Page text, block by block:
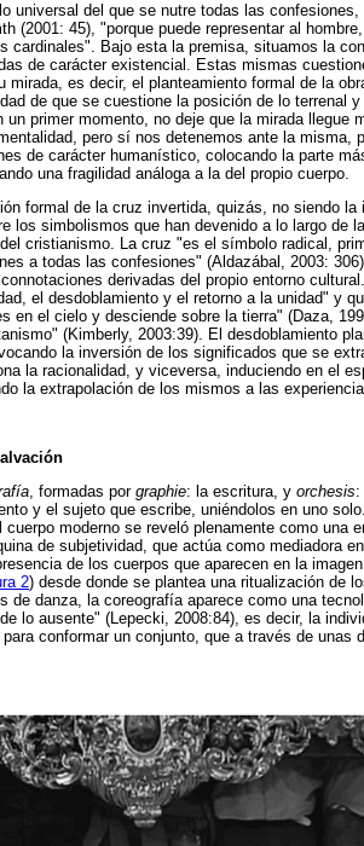
universal del que se nutre todas las
(2001: 45), "porque puede representar al
cardinales". Bajo esta la premisa, situamos la
de carácter existencial. Estas mismas
mirada, es decir, el planteamiento formal de la
de que se cuestione la posición de lo terrenal
un primer momento, no deje que la mirada
pero sí nos detenemos ante la misma,
de carácter humanístico, colocando la parte
una fragilidad análoga a la del propio cuerpo.
formal de la cruz invertida, quizás, no siendo
los simbolismos que han devenido a lo largo de
cristianismo. La cruz "es el símbolo radical,
a todas las confesiones" (Aldazábal, 2003:
derivadas del propio entorno
el desdoblamiento y el retorno a la unidad" y
en el cielo y desciende sobre la tierra" (Daza,
(Kimberly, 2003:39). El desdoblamiento
la inversión de los significados que se
la racionalidad, y viceversa, induciendo en el
la extrapolación de los mismos a las
, formadas por graphie: la escritura, y orchesis:
y el sujeto que escribe, uniéndolos en uno
moderno se reveló plenamente como una
de subjetividad, que actúa como mediadora
de los cuerpos que aparecen en la
2) desde donde se plantea una ritualización de
de danza, la coreografía aparece como una
lo ausente" (Lepecki, 2008:84), es decir, la
conformar un conjunto, que a través de unas